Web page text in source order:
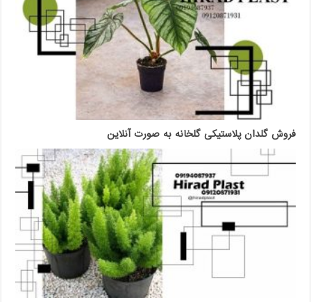
فروش گلدان پلاستیکی گلخانه به صورت آنلاین